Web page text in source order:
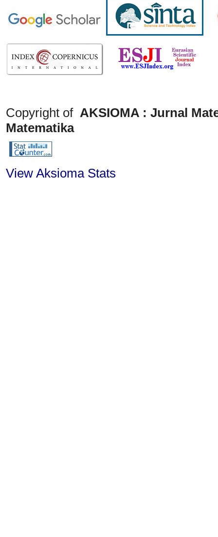
Copyright ofAKSIOMA : Jurnal
Matematika
View Aksioma Stats